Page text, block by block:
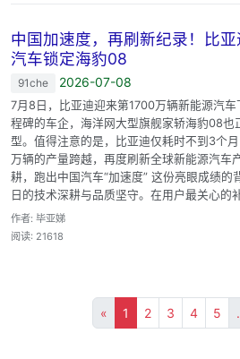
中国加速度，再刷新纪录！比
汽车锁定海豹08
91che 2026-07-08
7月8日，比亚迪迎来第1700万辆新能源汽
程碑的车企，海洋网大型旗舰家轿海豹08也
型。值得注意的是，比亚迪仅耗时不到3个
万辆的产量跨越，再度刷新全球新能源汽车
耕，跑出中国汽车“加速度” 这份亮眼成绩的
日的技术深耕与品质坚守。在用户最关心的
作者: 毕亚娣
阅读: 21618
« 1 2 3 4 5